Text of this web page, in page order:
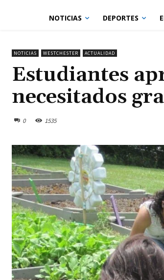
NOTICIAS DEPORTES
NOTICIAS WESTCHESTER ACTUALIDAD
Estudiantes
necesitados
0 1535